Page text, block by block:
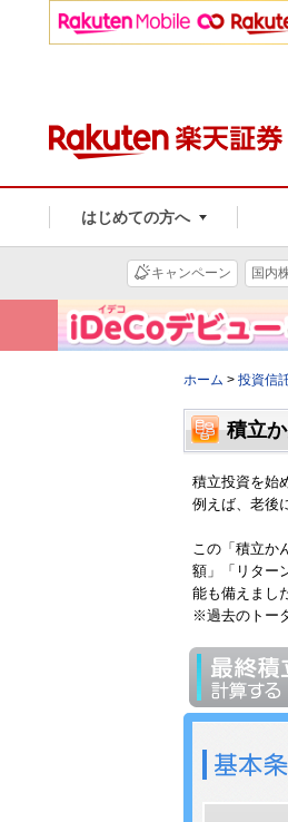
はじめての方へ
キャンペーン 国内
ホーム > 投資信
積立
積立投資を始
例えば、老後
この「積立か
額」「リター
能も備えまし
※過去のトー